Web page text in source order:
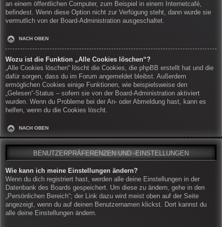
an einem öffentlichen Computer, zum Beispiel in einem Internetcafé,
befindest. Wenn diese Option nicht zur Verfügung steht, dann wurde sie
vermutlich von der Board-Administration ausgeschaltet.
NACH OBEN
Wozu ist die Funktion „Alle Cookies löschen“?
„Alle Cookies löschen“ löscht die Cookies, die phpBB erstellt hat und die
dafür sorgen, dass du im Forum angemeldet bleibst. Außerdem
ermöglichen Cookies einige Funktionen, wie beispielsweise den
„Gelesen“-Status – sofern sie von der Board-Administration aktiviert
wurden. Wenn du Probleme bei der An- oder Abmeldung hast, kann es
helfen, wenn du die Cookies löscht.
NACH OBEN
BENUTZERPRÄFERENZEN UND -EINSTELLUNGEN
Wie kann ich meine Einstellungen ändern?
Wenn du dich registriert hast, werden alle deine Einstellungen in der
Datenbank des Boards gespeichert. Um diese zu ändern, gehe in den
„Persönlichen Bereich“; der Link dazu wird meist oben auf der Seite
angezeigt, wenn du auf deinen Benutzernamen klickst. Dort kannst du
alle deine Einstellungen ändern.